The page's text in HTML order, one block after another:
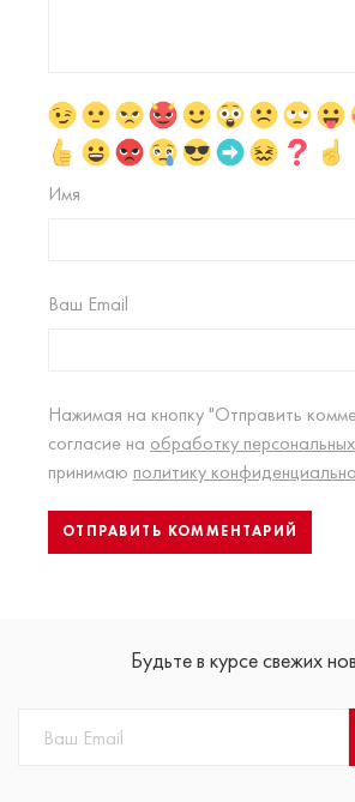
Имя
Ваш Email
Нажимая на кнопку "Отправить
согласие на обработку
принимаю политику
Будьте в курсе свежих